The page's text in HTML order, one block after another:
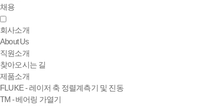
채용
회사소개
About Us
직원소개
찾아오시는 길
제품소개
FLUKE - 레이저 축 정렬계측기 및 진동
TM - 베어링 가열기